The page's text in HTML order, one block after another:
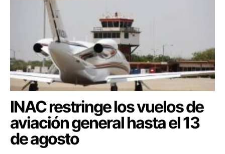
INAC restringe los vuelos de
aviación general hasta el 13
de agosto